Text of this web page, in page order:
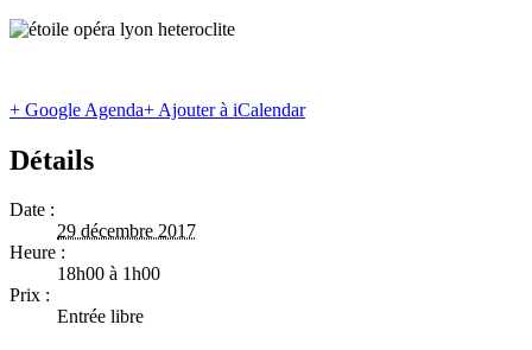
+ Google Agenda+ Ajouter à iCalendar
Détails
Date :
29 décembre 2017
Heure :
18h00 à 1h00
Prix :
Entrée libre